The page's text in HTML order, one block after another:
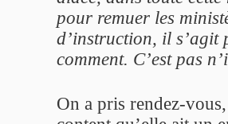
pour remuer les
d’instruction, il s’agit
comment. C’est pas
On a pris rendez-